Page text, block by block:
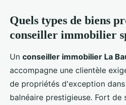
Quels types de biens
conseiller immobilier
Un conseiller immobilier La
accompagne une clientèle
de propriétés d'exception
balnéaire prestigieuse. Fort de